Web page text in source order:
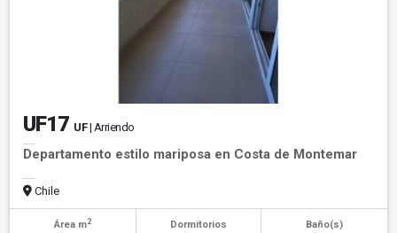
UF17 UF | Arriendo
Departamento estilo mariposa en Costa de Montemar
Chile
Área m2 Dormitorios Baño(s)